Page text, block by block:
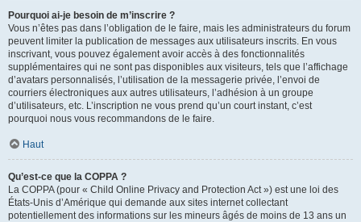
Pourquoi ai-je besoin de m’inscrire ?
Vous n’êtes pas dans l’obligation de le faire, mais les administrateurs du forum
peuvent limiter la publication de messages aux utilisateurs inscrits. En vous
inscrivant, vous pouvez également avoir accès à des fonctionnalités
supplémentaires qui ne sont pas disponibles aux visiteurs, tels que l’affichage
d’avatars personnalisés, l’utilisation de la messagerie privée, l’envoi de
courriers électroniques aux autres utilisateurs, l’adhésion à un groupe
d’utilisateurs, etc. L’inscription ne vous prend qu’un court instant, c’est
pourquoi nous vous recommandons de le faire.
Haut
Qu’est-ce que la COPPA ?
La COPPA (pour « Child Online Privacy and Protection Act ») est une loi des
États-Unis d’Amérique qui demande aux sites internet collectant
potentiellement des informations sur les mineurs âgés de moins de 13 ans un